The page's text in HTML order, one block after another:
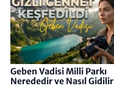
Geben Vadisi Milli Parkı
Nerededir ve Nasıl Gidilir